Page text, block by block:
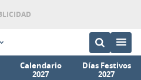
Calendario
2027
Días Festivos
2027